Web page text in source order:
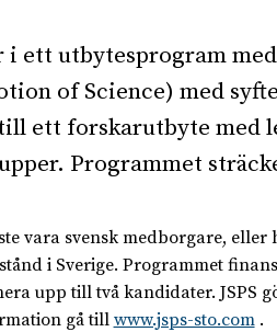
i ett utbytesprogram
of Science) med
ett forskarutbyte med
Programmet
vara svensk medborgare, eller
i Sverige. Programmet
upp till två kandidater. JSPS
gå till www.jsps-sto.com.